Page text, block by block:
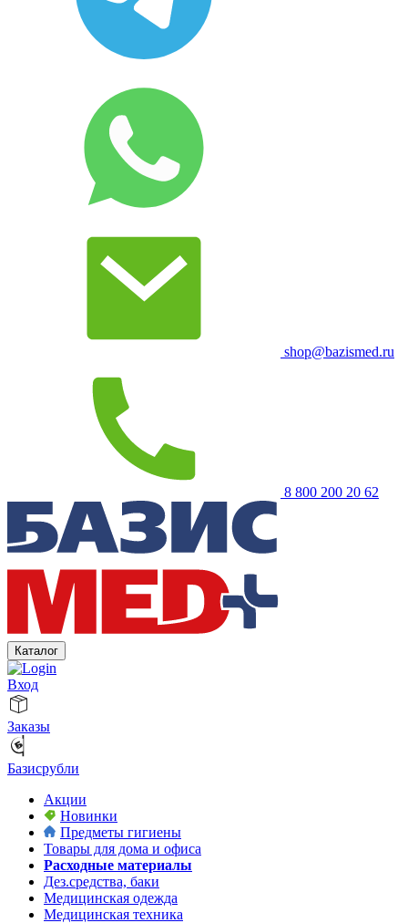
shop@bazismed.ru
8 800 200 20 62
Каталог
Вход
Заказы
Базисрубли
Акции
Новинки
Предметы гигиены
Товары для дома и офиса
Расходные материалы
Дез.средства, баки
Медицинская одежда
Медицинская техника